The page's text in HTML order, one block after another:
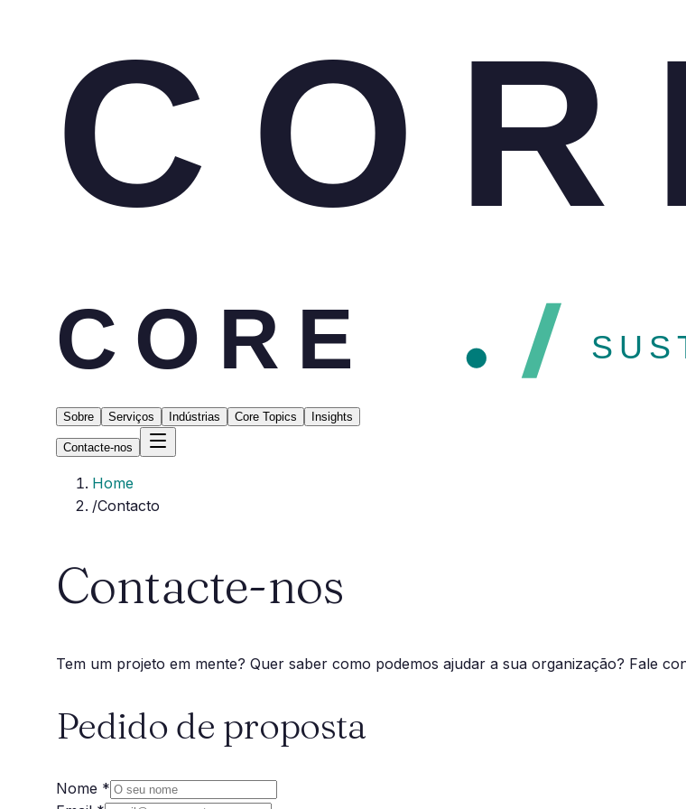
CORE
Sobre Serviços Indústrias Core Topics Insights
Contacte-nos
Home
/Contacto
Contacte-nos
Tem um projeto em mente? Quer saber como podemos ajudar a sua organização? Fale
Pedido de proposta
Nome *